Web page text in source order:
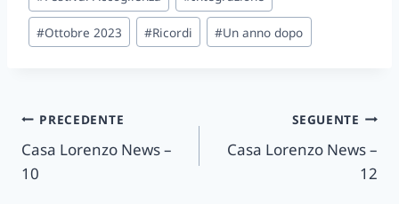
articolo:
#Ottobre 2023 #Ricordi #Un anno dopo
Navigazione
articoli
PRECEDENTE
Casa Lorenzo News –
10
SEGUENTE
Casa Lorenzo News –
12